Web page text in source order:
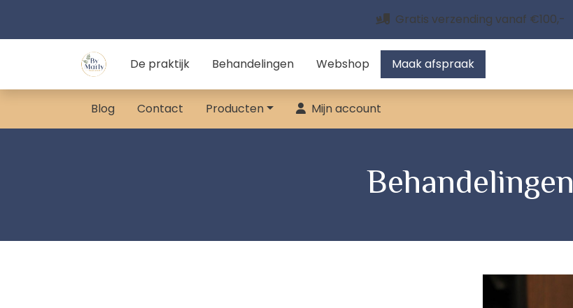
Gratis proefje bij elke bestelling
De praktijk Behandelingen Webshop Maak afspraak
Blog Contact Producten Mijn account
Behandelingen